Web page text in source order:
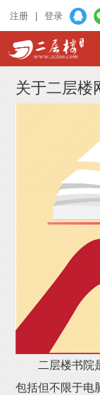
注册 登录
关于二层楼
二层楼书院
包括但不限于电